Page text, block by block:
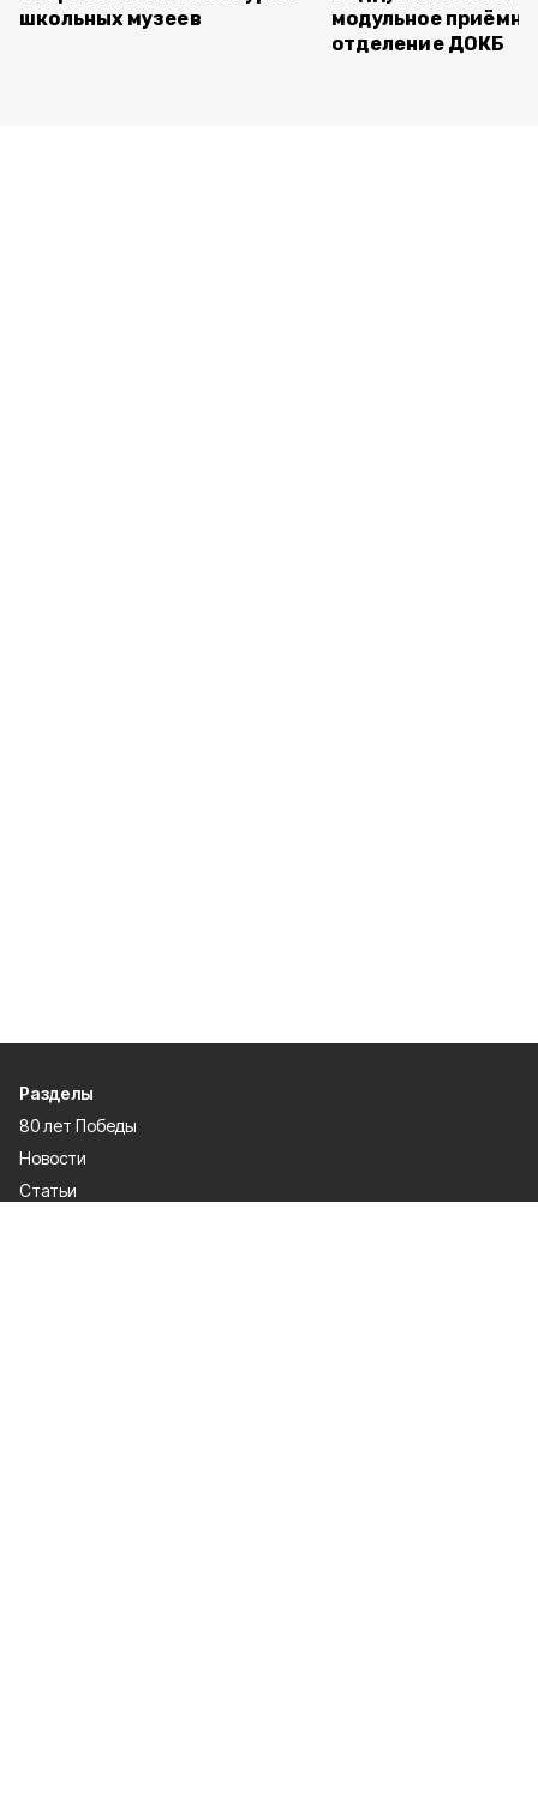
школьных музеев
модульное
отделение ДОКБ
Разделы
80 лет Победы
Новости
Статьи